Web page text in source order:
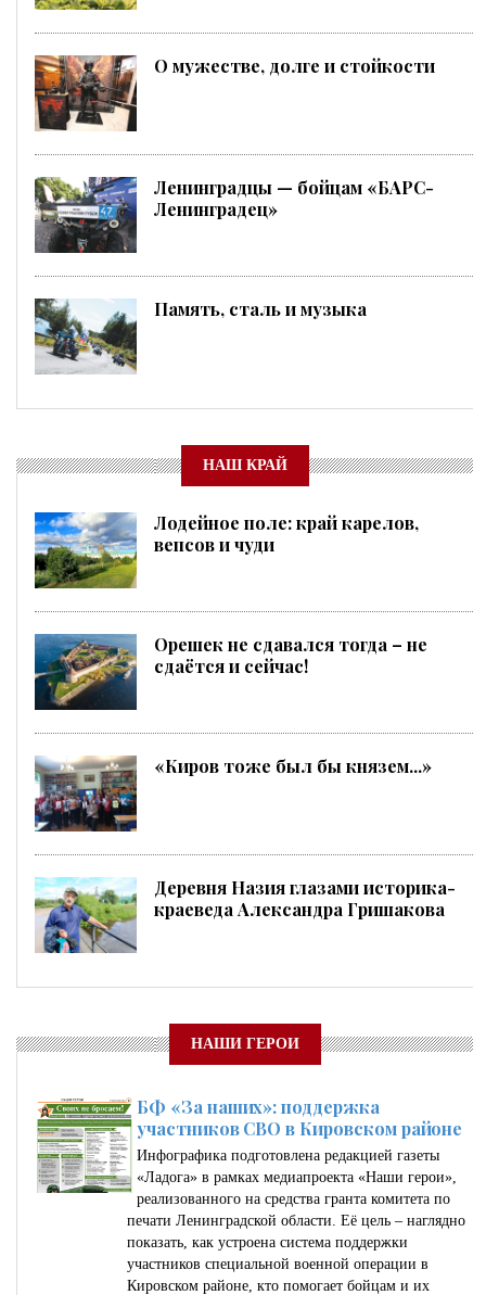
О мужестве, долге и стойкости
Ленинградцы — бойцам «БАРС-
Ленинградец»
Память, сталь и музыка
НАШ КРАЙ
Лодейное поле: край карелов,
вепсов и чуди
Орешек не сдавался тогда – не
сдаётся и сейчас!
«Киров тоже был бы князем...»
Деревня Назия глазами историка-
краеведа Александра Гришакова
НАШИ ГЕРОИ
БФ «За наших»: поддержка
участников СВО в Кировском районе
Инфографика подготовлена редакцией газеты
«Ладога» в рамках медиапроекта «Наши герои»,
реализованного на средства гранта комитета по
печати Ленинградской области. Её цель – наглядно
показать, как устроена система поддержки
участников специальной военной операции в
Кировском районе, кто помогает бойцам и их